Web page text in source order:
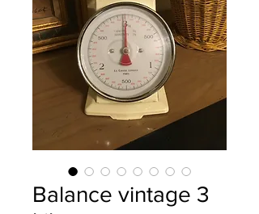
Balance vintage 3